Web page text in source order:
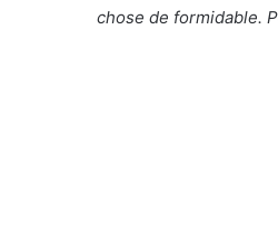
chose de formidable.